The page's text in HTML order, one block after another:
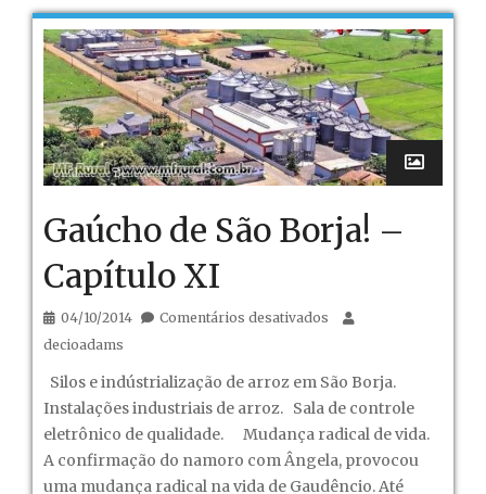
Gaúcho de São Borja! –
Capítulo XI
04/10/2014 Comentários desativados em
São
Borja!
–
Capítulo
decioadams
Silos e indústrialização de arroz em São Borja.
Instalações industriais de arroz. Sala de controle
eletrônico de qualidade. Mudança radical de vida.
A confirmação do namoro com Ângela, provocou
uma mudança radical na vida de Gaudêncio. Até